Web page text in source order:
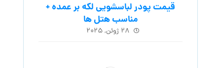
قیمت پودر لباسشویی لکه بر عمده +
مناسب هتل ها
۲۸ ژوئن, ۲۰۲۵